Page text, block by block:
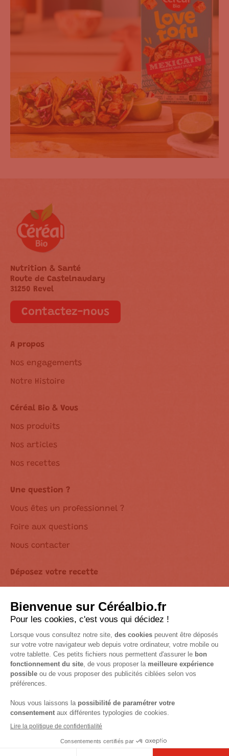
Nutrition & Santé
Route de Castelnaudary
31250 Revel
Contactez-nous
A propos
Nos engagements
Notre Histoire
Céréal Bio & Vous
Nos produits
Nos articles
Nos recettes
Une question ?
Vous êtes un professionnel ?
Foire aux questions
Nous contacter
Déposez votre recette
Suivez-nous sur les réseaux !
Mentions Légales